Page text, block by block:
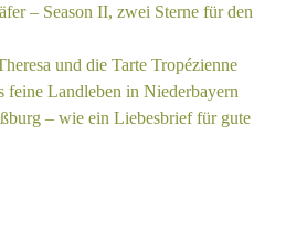
– Season II, zwei Sterne für den
und die Tarte Tropézienne
feine Landleben in Niederbayern
– wie ein Liebesbrief für gute